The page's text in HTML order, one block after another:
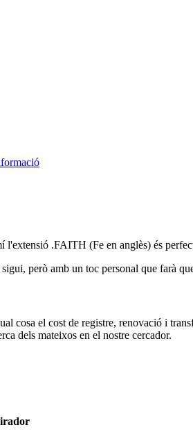
.FAITH (Fe en anglès) és
però amb un toc personal que farà
cosa el cost de registre, renovació i
dels mateixos en el nostre cercador.